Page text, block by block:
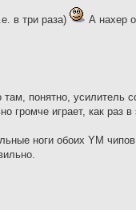
в три раза)
А нахер
понятно, усилитель
громче играет, как
ноги обоих YM